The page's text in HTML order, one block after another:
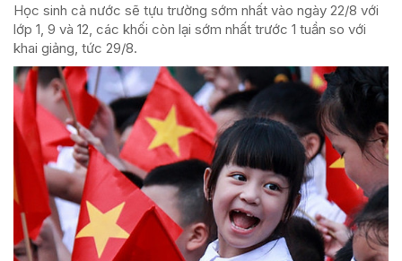
Học sinh cả nước sẽ tựu trường sớm nhất vào ngày 22/8 với
lớp 1, 9 và 12, các khối còn lại sớm nhất trước 1 tuần so với
khai giảng, tức 29/8.